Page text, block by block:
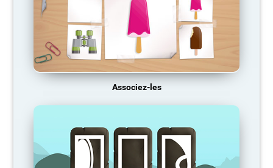
Associez-les